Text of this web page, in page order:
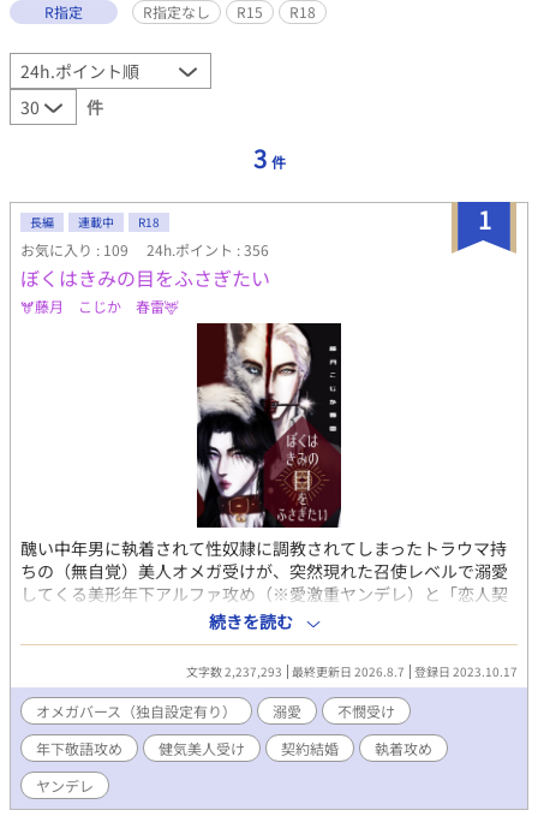
R指定
R指定なし R15 R18
件
3 件
1
長編 連載中 R18
お気に入り : 109 24h.ポイント : 356
ぼくはきみの目をふさぎたい
🫎藤月 こじか 春雷🦌
醜い中年男に執着されて性奴隷に調教されてしまったトラウマ持
ちの（無自覚）美人オメガ受けが、突然現れた召使レベルで溺愛
してくる美形年下アルファ攻め（※愛激重ヤンデレ）と「恋人契
約」を結び、地獄から天国くらい180度変わった環境でとにかく
結婚を迫られて（ひとまず）「婚姻契約」を結ぶ、改変オメガバ
ースBL。 主に敬語の癇癪もち執着ドＳ作家アルファ×健気儚げ、
でも芯強めで実はプライド高め、理屈っぽい卑屈ドＭオメガ（※
ド天然） ※受けも病んでるのでたまにヤンデレ化。 ※攻めは獣人
化要素あり（狼、人狼、人間）。 ※今後攻め×受けで主従プレイ
（SMプレイ）も含まれそう。 【あらすじ】 「私と一週間の〝恋
人契約〟を結んでください。」 オメガ男性、27歳のユンファ（受
け）は「性奴隷契約」を交わしたケグリが経営する店で日夜働
続きを読む
文字数 2,237,293 最終更新日 2026.8.7 登録日 2023.10.17
オメガバース（独自設定有り） 溺愛
不憫受け
年下敬語攻め
健気美人受け 契約結婚
執着攻め
ヤンデレ